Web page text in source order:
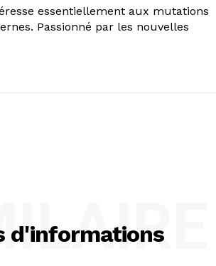
essentiellement aux mutations
Passionné par les nouvelles
d'informations